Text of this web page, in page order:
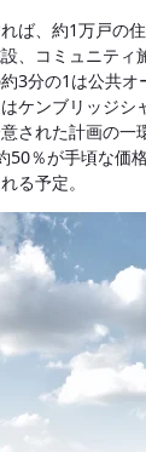
ば、約1万戸の
、コミュニティ
3分の1は公共
ケンブリッジシ
された計画の一
50％が手頃な価
る予定。